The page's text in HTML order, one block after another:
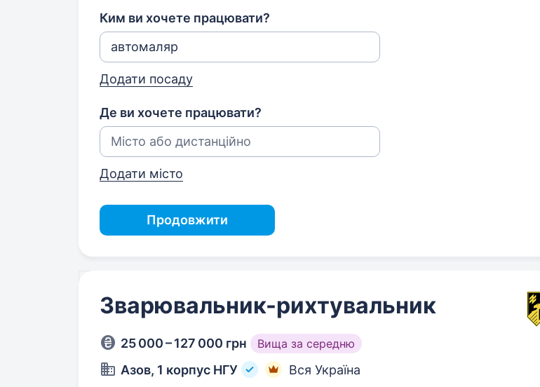
Ким ви хочете працювати?
Додати посаду
Де ви хочете працювати?
Додати місто
Продовжити
Зварювальник-рихтувальник
25 000 – 127 000 грн Вища за середню
Азов, 1 корпус НГУ Вся Україна